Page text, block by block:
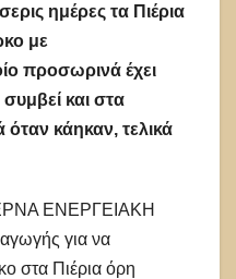
ημέρες τα Πιέρια
με
προσωρινά έχει
και στα
όταν κάηκαν, τελικά
ΕΝΕΡΓΕΙΑΚΗ
για να
στα Πιέρια όρη